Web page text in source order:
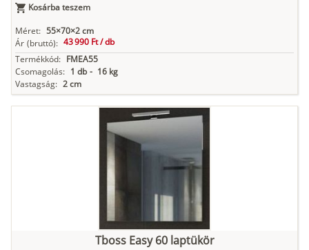
Antracit Matt fekete
Kosárba teszem
Méret: 55×70×2 cm
Ár (bruttó): 43 990 Ft /db
Termékkód: FMEA55
Csomagolás: 1 db - 16 kg
Vastagság: 2 cm
Tboss Easy 60 laptükör